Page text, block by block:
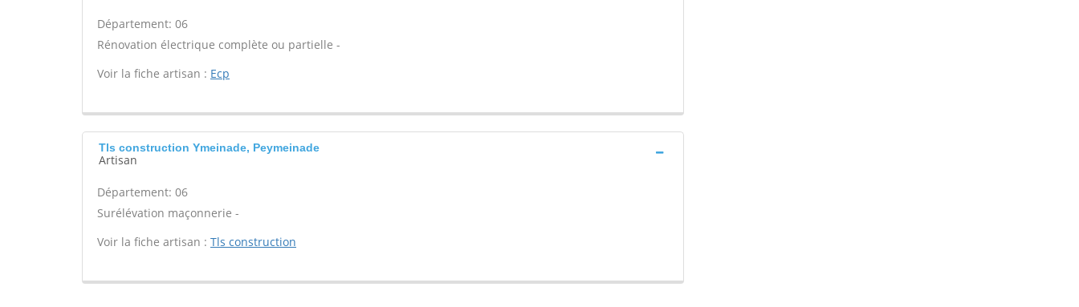
Département: 06
Rénovation électrique complète ou partielle -
Voir la fiche artisan : Ecp
Tls construction Ymeinade, Peymeinade
Artisan
Département: 06
Surélévation maçonnerie -
Voir la fiche artisan : Tls construction